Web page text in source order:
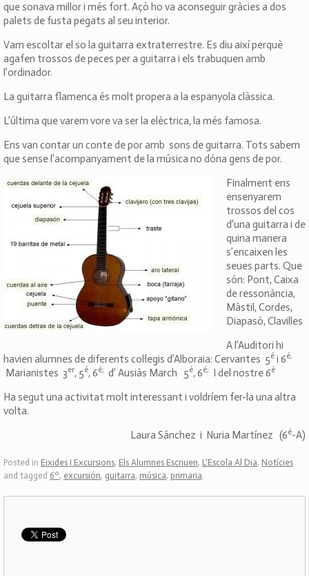
que sonava millor i més fort. Açò ho va aconseguir gràcies a dos
palets de fusta pegats al seu interior.
Vam escoltar el so la guitarra extraterrestre. Es diu així perquè
agafen trossos de peces per a guitarra i els trabuquen amb
l’ordinador.
La guitarra flamenca és molt propera a la espanyola clàssica.
L’última que varem vore va ser la elèctrica, la més famosa.
Ens van contar un conte de por amb sons de guitarra. Tots sabem
que sense l’acompanyament de la música no dóna gens de por.
Finalment ens
ensenyarem
trossos del cos
d’una guitarra i de
quina manera
s’encaixen les
seues parts. Que
són: Pont, Caixa
de ressonància,
Màstil, Cordes,
Diapasó, Clavilles
A l’Auditori hi
havien alumnes de diferents col·legis d’Alboraia: Cervantes 5é i 6é,
Marianistes 3er, 5é, 6é; d’ Ausiàs March 5é, 6é; I del nostre 6é
Ha segut una activitat molt interessant i voldríem fer-la una altra
volta.
Laura Sánchez i Nuria Martínez (6é-A)
Posted in Eixides I Excursions, Els Alumnes Escriuen, L'Escola Al Dia, Notícies
and tagged 6º, excursión, guitarra, música, primaria.